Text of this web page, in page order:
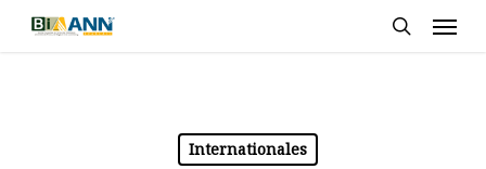
Skip
Internationales